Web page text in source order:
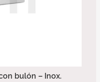
bulón – Inox.